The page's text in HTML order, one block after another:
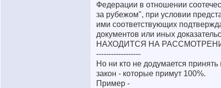
Федерации в отношении
за рубежом", при условии
ими соответствующих
документов или иных
НАХОДИТСЯ НА
------------------
Но ни кто не додумается
закон - которые примут 100%.
Пример -